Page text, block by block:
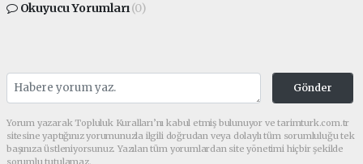
Okuyucu Yorumları(0)
Gönder
Yorum yazarak Topluluk Kuralları’nı kabul etmiş bulunuyor ve tarimturk.com.tr
sitesine yaptığınız yorumunuzla ilgili doğrudan veya dolaylı tüm sorumluluğu tek
başınıza üstleniyorsunuz. Yazılan tüm yorumlardan site yönetimi hiçbir şekilde
sorumlu tutulamaz.